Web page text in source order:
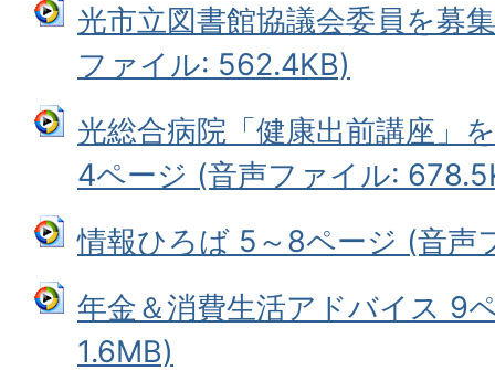
光市立図書館協議会委員を募
ファイル: 562.4KB)
光総合病院「健康出前講座」
4ページ (音声ファイル:
情報ひろば 5～8ページ (音声
年金＆消費生活アドバイス 9
1.6MB)